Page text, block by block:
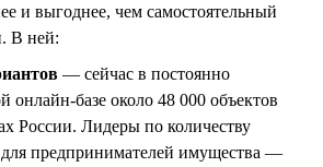
и выгоднее, чем самостоятельный
В ней:
— сейчас в постоянно
онлайн-базе около 48 000 объектов
России. Лидеры по количеству
для предпринимателей имущества —